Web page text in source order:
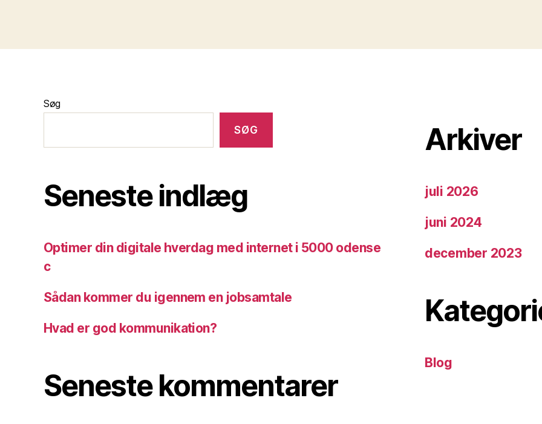
Søg
SØG
Seneste indlæg
Optimer din digitale hverdag med internet i 5000 odense
c
Sådan kommer du igennem en jobsamtale
Hvad er god kommunikation?
Seneste kommentarer
Arkiver
juli 2026
juni 2024
december 2023
Blog